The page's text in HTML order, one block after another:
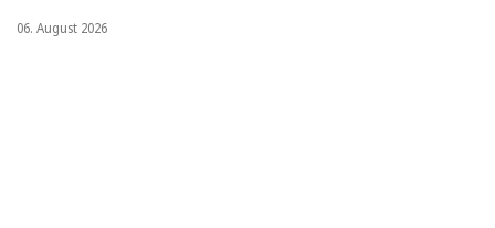
06. August 2026